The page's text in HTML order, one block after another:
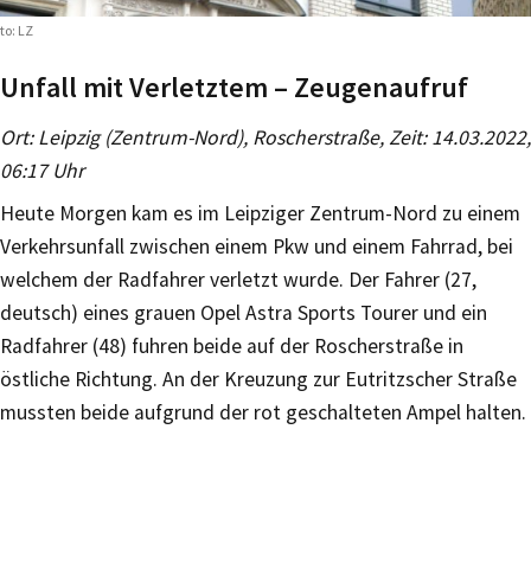
LZ
Unfall mit Verletztem – Zeugenaufruf
Ort: Leipzig (Zentrum-Nord), Roscherstraße, Zeit: 14.03.2022,
06:17 Uhr
Heute Morgen kam es im Leipziger Zentrum-Nord zu einem
Verkehrsunfall zwischen einem Pkw und einem Fahrrad, bei
welchem der Radfahrer verletzt wurde. Der Fahrer (27,
deutsch) eines grauen Opel Astra Sports Tourer und ein
Radfahrer (48) fuhren beide auf der Roscherstraße in
östliche Richtung. An der Kreuzung zur Eutritzscher Straße
mussten beide aufgrund der rot geschalteten Ampel halten.